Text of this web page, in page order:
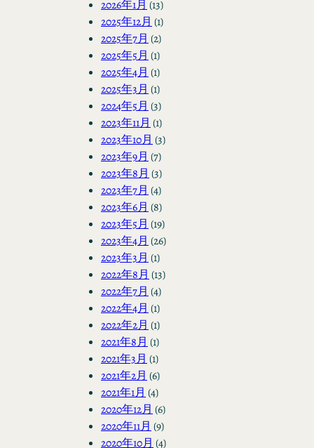
2026年1月 (13)
2025年12月 (1)
2025年7月 (2)
2025年5月 (1)
2025年4月 (1)
2025年3月 (1)
2024年5月 (3)
2023年11月 (1)
2023年10月 (3)
2023年9月 (7)
2023年8月 (3)
2023年7月 (4)
2023年6月 (8)
2023年5月 (19)
2023年4月 (26)
2023年3月 (1)
2022年8月 (13)
2022年7月 (4)
2022年4月 (1)
2022年2月 (1)
2021年8月 (1)
2021年3月 (1)
2021年2月 (6)
2021年1月 (4)
2020年12月 (6)
2020年11月 (9)
2020年10月 (4)